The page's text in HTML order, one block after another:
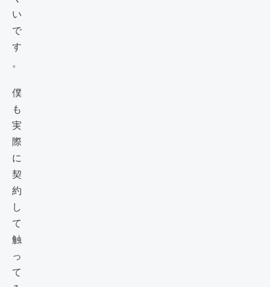
い
で
す
。
僕
も
実
際
に
契
約
し
て
触
っ
て